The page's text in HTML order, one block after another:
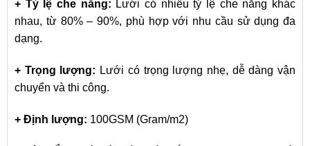
+ Tỷ lệ che nắng: Lưới có nhiều tỷ lệ che nắng khác
nhau, từ 80% – 90%, phù hợp với nhu cầu sử dụng đa
dạng.
+ Trọng lượng: Lưới có trọng lượng nhẹ, dễ dàng vận
chuyển và thi công.
+ Định lượng: 100GSM (Gram/m2)